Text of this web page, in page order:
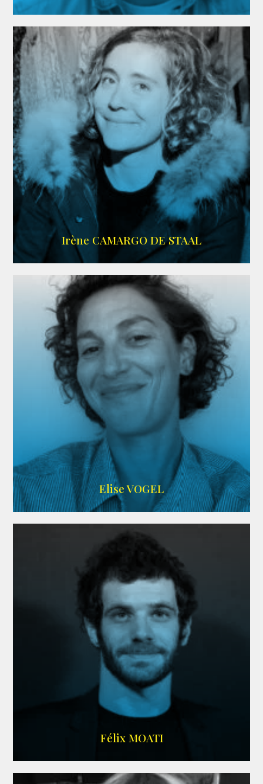
ALLOCINE
Irène CAMARGO DE STAAL
AGENCE IF ONLY
Elise VOGEL
Félix MOATI